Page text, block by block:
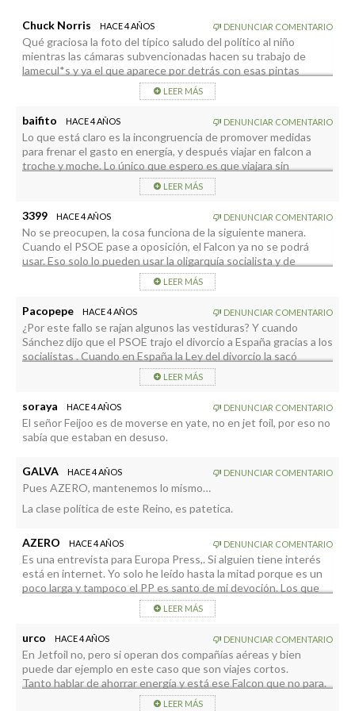
Chuck Norris HACE 4 AÑOS DENUNCIAR COMENTARIO
Qué graciosa la foto del típico saludo del político al niño
mientras las cámaras subvencionadas hacen su trabajo de
lamecul*s y ya el que aparece por detrás con esas pintas
mirando lo que hace su dios ya ni te cuento
LEER MÁS
baifito HACE 4 AÑOS DENUNCIAR COMENTARIO
Lo que está claro es la incongruencia de promover medidas
para frenar el gasto en energía, y después viajar en falcon a
troche y moche. Lo único que espero es que viajara sin
LEER MÁS
3399 HACE 4 AÑOS DENUNCIAR COMENTARIO
No se preocupen, la cosa funciona de la siguiente manera.
Cuando el PSOE pase a oposición, el Falcon ya no se podrá
usar. Eso solo lo pueden usar la oligarquía socialista y de
Feijo que venga en Patera a Canarias si quiere.
LEER MÁS
Pacopepe HACE 4 AÑOS DENUNCIAR COMENTARIO
¿Por este fallo se rajan algunos las vestiduras? Y cuando
Sánchez dijo que el PSOE trajo el divorcio a España gracias a los
socialistas . Cuando en España la Ley del divorcio la sacó
adelante UCD 40 años antes, en junio de 1981, con Leopoldo
Calvo Sotelo como presidente.
acostumbrados el Presidente Sánchez?
LEER MÁS
soraya HACE 4 AÑOS DENUNCIAR COMENTARIO
El señor Feijoo es de moverse en yate, no en jet foil, por eso no
sabía que estaban en desuso.
GALVA HACE 4 AÑOS DENUNCIAR COMENTARIO
Pues AZERO, mantenemos lo mismo…
La clase política de este Reino, es patetica.
AZERO HACE 4 AÑOS DENUNCIAR COMENTARIO
Es una entrevista para Europa Press,. Si alguien tiene interés
está en internet. Yo solo he leído hasta la mitad porque es un
poco larga y tampoco el PP es santo de mi devoción. Los que
leen mis comentarios se habrán dado cuenta, supongo, que
considero nefastos a todos los partidos políticos que en la
Los y las y quizás les, que si han debido leer entera la
entrevista son los cientos de asesores (asquerosamente bien
pagados) del gabinete de Pinocho, pues perdiendo el culo a
todo correr se han puesto a pregonar el despiste de Feijoo, sin
hacer la más mínima mención al resto de la entrevista, a las
LEER MÁS
urco HACE 4 AÑOS DENUNCIAR COMENTARIO
En Jetfoil no, pero si operan dos compañías aéreas y bien
puede dar ejemplo en este caso que son viajes cortos.
Tanto hablar de ahorrar energía y está ese Falcon que no para.
Prediquen con el ejemplo, que hay mucha gente pasándolo mal
LEER MÁS